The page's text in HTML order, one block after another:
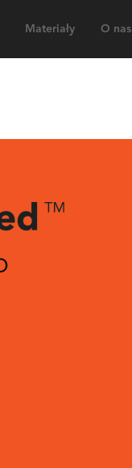
Materiały O nas